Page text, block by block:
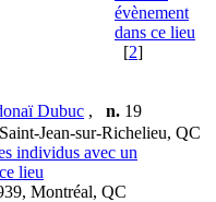
[2]
Dubuc , n. 19
Jean-sur-Richelieu, QC
Montréal, QC